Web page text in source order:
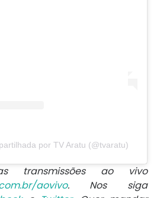
por TV Aratu (@tvaratu)
transmissões ao vivo
aovivo. Nos siga